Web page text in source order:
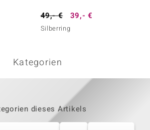
49,- € 39,- €
Silberring
Kategorien
dieses Artikels